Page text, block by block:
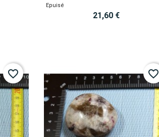
Epuisé
21,60 €
favorite_border favorite_border